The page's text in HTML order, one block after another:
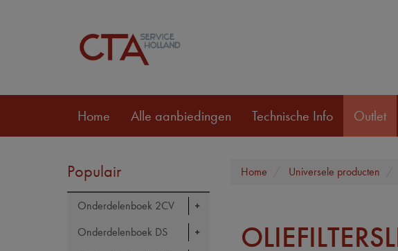
Home Alle aanbiedingen Technische Info Outlet
Populair
Onderdelenboek 2CV
Onderdelenboek DS
Home Universele producten